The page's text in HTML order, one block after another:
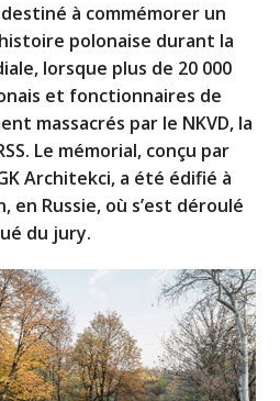
à commémorer un
polonaise durant la
lorsque plus de 20 000
et fonctionnaires de
massacrés par le NKVD, la
Le mémorial, conçu par
Architekci, a été édifié à
en Russie, où s’est déroulé
du jury.